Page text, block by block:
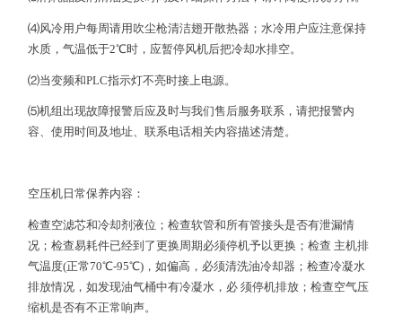
⑷风冷用户每周请用吹尘枪清洁翅开散热器；水冷用户应注意保持
水质，气温低于2℃时，应暂停风机后把冷却水排空。
⑵当变频和PLC指示灯不亮时接上电源。
⑸机组出现故障报警后应及时与我们售后服务联系，请把报警内
容、使用时间及地址、联系电话相关内容描述清楚。
空压机日常保养内容：
检查空滤芯和冷却剂液位；检查软管和所有管接头是否有泄漏情
况；检查易耗件已经到了更换周期必须停机予以更换；检查 主机排
气温度(正常70℃-95℃)，如偏高，必须清洗油冷却器；检查冷凝水
排放情况，如发现油气桶中有冷凝水，必 须停机排放；检查空气压
缩机是否有不正常响声。